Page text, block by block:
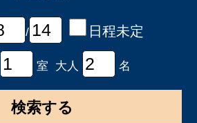
/ 日程未定
室 大人 名